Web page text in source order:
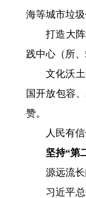
海等城市垃
打造大
践中心（所
文化沃
国开放包容
赞。
人民有
坚持“第
源远流
习近平